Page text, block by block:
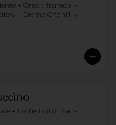
+ Oreo triturada +
+ Crema Chantilly
+ Leche texturizada